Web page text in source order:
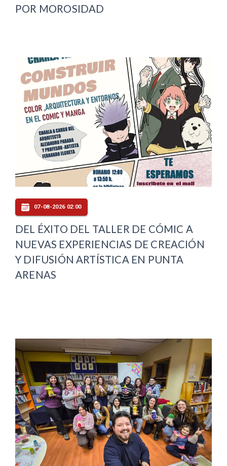
POR MOROSIDAD
07-08-2026 02:00
DEL ÉXITO DEL TALLER DE CÓMIC A
NUEVAS EXPERIENCIAS DE CREACIÓN
Y DIFUSIÓN ARTÍSTICA EN PUNTA
ARENAS